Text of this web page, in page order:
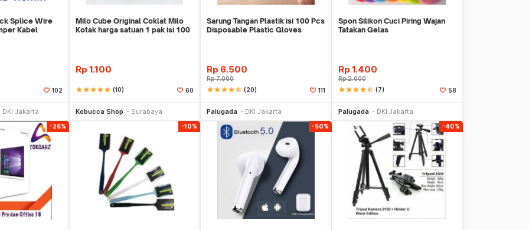
Splice Wire
Kabel
102
DKI Jakarta
Milo Cube Original Coklat Milo
Kotak harga satuan 1 pak isi 100
Rp 1.100
starstarstarstarstar (10) 60
Kobucca Shop Surabaya
Sarung Tangan Plastik isi 100 Pcs
Disposable Plastic Gloves
Rp 6.500
Rp7.000
starstarstarstarstar_half (20) 111
Palugada DKI Jakarta
Spon Silikon Cuci Piring Wajan
Tatakan Gelas
Rp 1.400
Rp2.000
starstarstarstarstar_half (7) 58
Palugada DKI Jakarta
-26% -10% -50% -40%